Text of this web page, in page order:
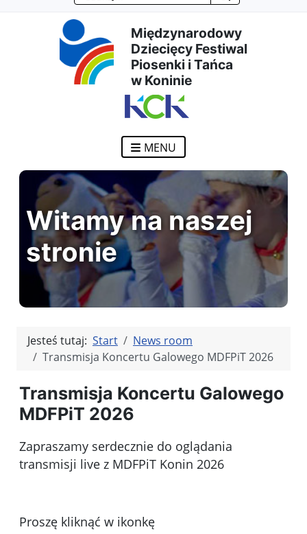
treści
głównej
menu
nawigacyjnego
wyszukiwarki
mapy
strony
Międzynarodowy
Dziecięcy Festiwal
Piosenki i Tańca
w Koninie
MENU
Witamy na naszej
stronie
Jesteś tutaj: Start
News room
Transmisja Koncertu Galowego MDFPiT 2026
Transmisja Koncertu Galowego
MDFPiT 2026
Zapraszamy serdecznie do oglądania
transmisji live z MDFPiT Konin 2026
Proszę kliknąć w ikonkę